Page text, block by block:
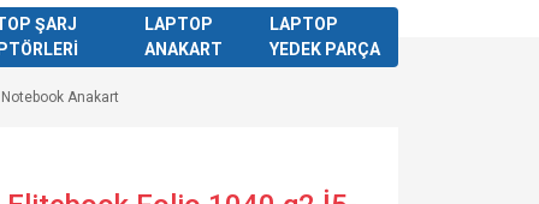
ŞARJ
LAPTOP
ANAKART
LAPTOP
YEDEK PARÇA
Anakart